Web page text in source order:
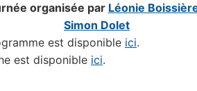
organisée par Léonie
Simon Dolet
est disponible ici.
est disponible ici.